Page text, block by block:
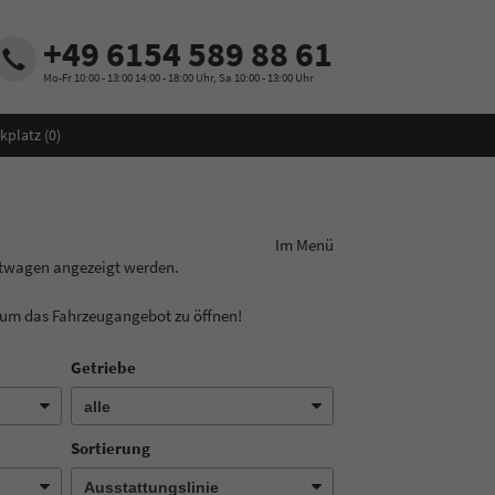
+49 6154 589 88 61
Mo-Fr 10:00 - 13:00 14:00 - 18:00 Uhr, Sa 10:00 - 13:00 Uhr
(0)
aus! Im Menü
angezeigt werden.
das Fahrzeugangebot zu öffnen!
Getriebe
Sortierung